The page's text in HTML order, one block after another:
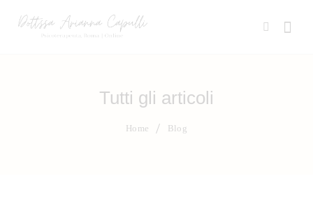
Tutti gli articoli
Home Blog